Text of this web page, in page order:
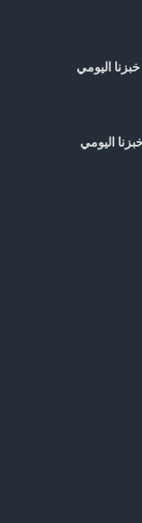
اليومي
اليومي